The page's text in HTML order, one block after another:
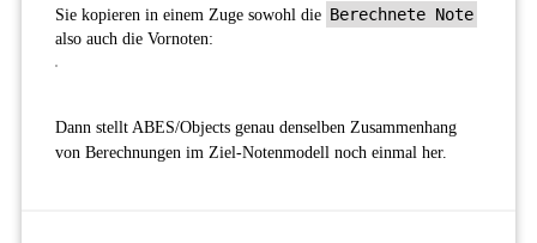
Sie kopieren in einem Zuge sowohl die Berechnete Note
also auch die Vornoten:
Dann stellt ABES/Objects genau denselben Zusammenhang
von Berechnungen im Ziel-Notenmodell noch einmal her.